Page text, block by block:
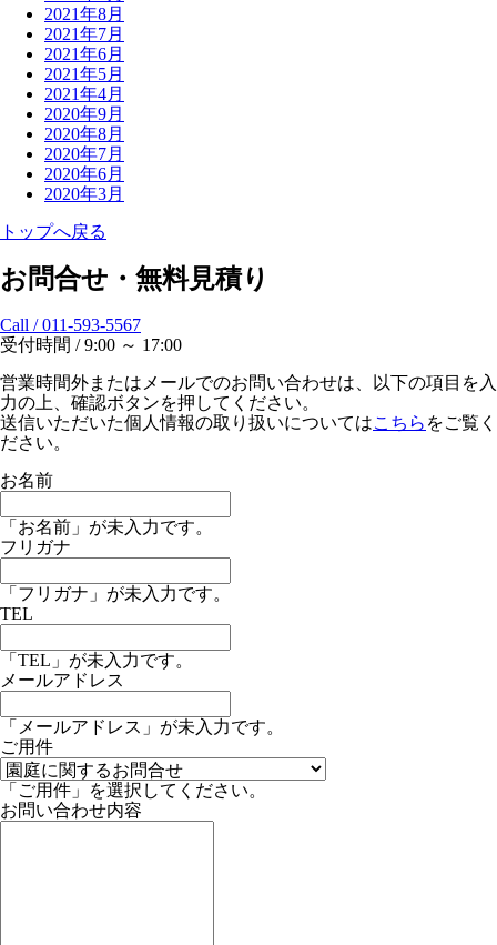
2021年8月
2021年7月
2021年6月
2021年5月
2021年4月
2020年9月
2020年8月
2020年7月
2020年6月
2020年3月
トップへ戻る
お問合せ・無料見積り
Call / 011-593-5567
受付時間 / 9:00 ～ 17:00
営業時間外またはメールでのお問い合わせは、以下の項目を入
力の上、確認ボタンを押してください。
送信いただいた個人情報の取り扱いについてはこちら をご覧く
ださい。
お名前
「お名前」が未入力です。
フリガナ
「フリガナ」が未入力です。
TEL
「TEL」が未入力です。
メールアドレス
「メールアドレス」が未入力です。
ご用件
「ご用件」を選択してください。
お問い合わせ内容